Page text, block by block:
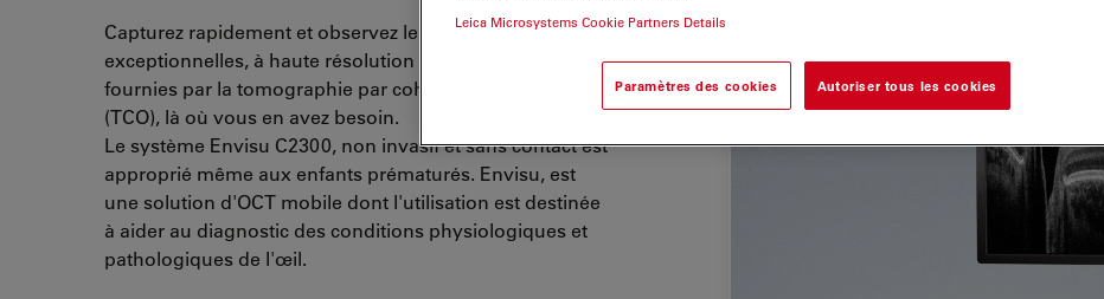
Capturez rapidement et observez les images
exceptionnelles, à haute résolution et haute densité
fournies par la tomographie par cohérence optique
(TCO), là où vous en avez besoin.
Le système Envisu C2300, non invasif et sans contact est
approprié même aux enfants prématurés. Envisu, est
une solution d'OCT mobile dont l'utilisation est destinée
à aider au diagnostic des conditions physiologiques et
pathologiques de l'œil.
Leica Microsystems Cookie Partners Details
Paramètres des cookies Autoriser tous les cookies